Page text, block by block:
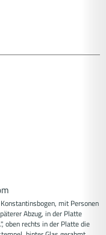
mit Personen
Abzug, in der Platte
oben rechts in der Platte die